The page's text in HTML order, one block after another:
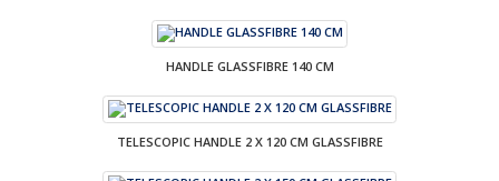
HANDLE GLASSFIBRE 140 CM
TELESCOPIC HANDLE 2 X 120 CM GLASSFIBRE